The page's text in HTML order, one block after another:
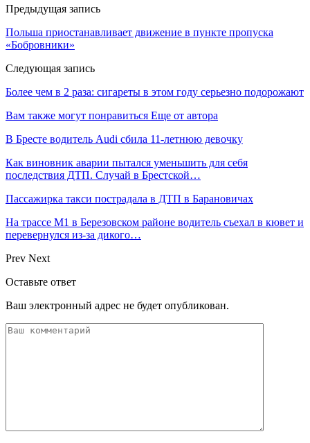
Предыдущая запись
Польша приостанавливает движение в пункте пропуска
«Бобровники»
Следующая запись
Более чем в 2 раза: сигареты в этом году серьезно подорожают
Вам также могут понравиться Еще от автора
В Бресте водитель Audi сбила 11-летнюю девочку
Как виновник аварии пытался уменьшить для себя
последствия ДТП. Случай в Брестской…
Пассажирка такси пострадала в ДТП в Барановичах
На трассе М1 в Березовском районе водитель съехал в кювет и
перевернулся из-за дикого…
Prev Next
Оставьте ответ
Ваш электронный адрес не будет опубликован.